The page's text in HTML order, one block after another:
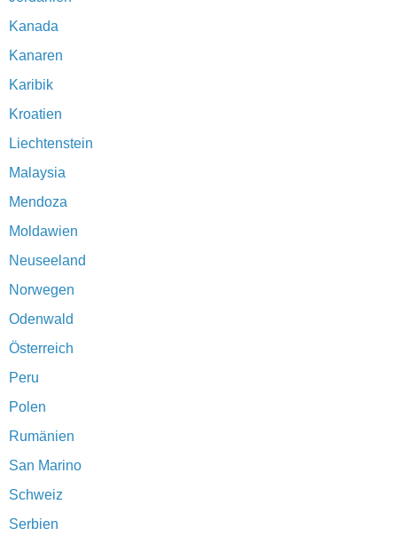
Kanada
Kanaren
Karibik
Kroatien
Liechtenstein
Malaysia
Mendoza
Moldawien
Neuseeland
Norwegen
Odenwald
Österreich
Peru
Polen
Rumänien
San Marino
Schweiz
Serbien